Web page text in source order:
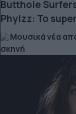
Butthole
Phylzz: Το
Μουσικά νέα
σκηνή